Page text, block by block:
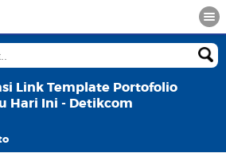
Link Template Portofolio
Hari Ini - Detikcom